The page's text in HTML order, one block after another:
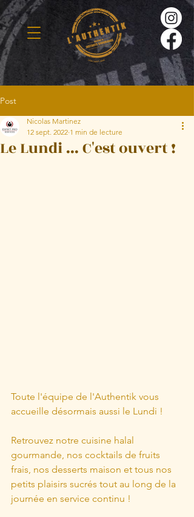
Post
Le Lundi ... C'est ouvert !
Nicolas Martinez
12 sept. 2022 1 min de lecture
Toute l'équipe de l'Authentik vous
accueille désormais aussi le Lundi !
Retrouvez notre cuisine halal
gourmande, nos cocktails de fruits
frais, nos desserts maison et tous nos
petits plaisirs sucrés tout au long de la
journée en service continu !